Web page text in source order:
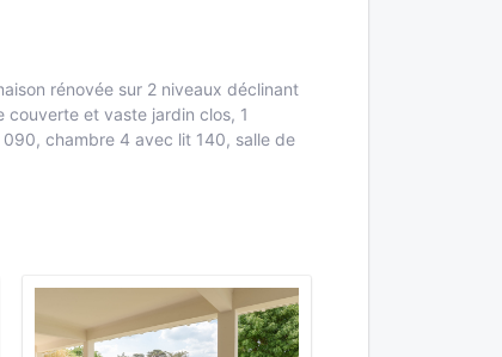
rénovée sur 2 niveaux déclinant
couverte et vaste jardin clos, 1
chambre 4 avec lit 140, salle de